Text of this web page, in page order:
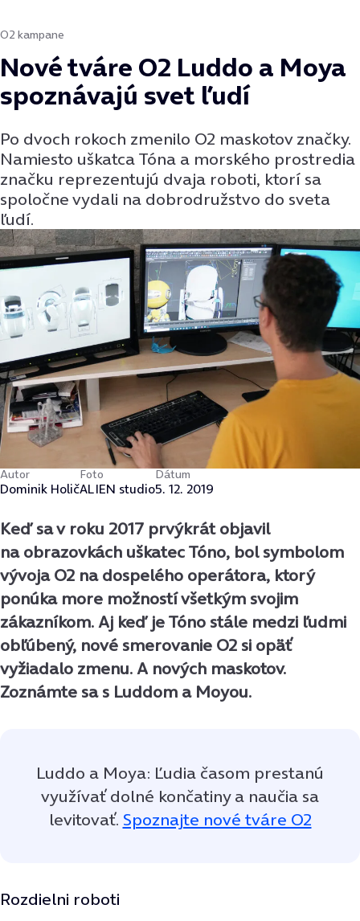
O2 kampane
Nové tváre O2 Luddo a Moya
spoznávajú svet ľudí
Po dvoch rokoch zmenilo O2 maskotov značky.
Namiesto uškatca Tóna a morského prostredia
značku reprezentujú dvaja roboti, ktorí sa
spoločne vydali na dobrodružstvo do sveta
ľudí.
Autor
Dominik Holič
Foto
ALIEN studio
Dátum
5. 12. 2019
Keď sa v roku 2017 prvýkrát objavil
na obrazovkách uškatec Tóno, bol symbolom
vývoja O2 na dospelého operátora, ktorý
ponúka more možností všetkým svojim
zákazníkom. Aj keď je Tóno stále medzi ľudmi
obľúbený, nové smerovanie O2 si opäť
vyžiadalo zmenu. A nových maskotov.
Zoznámte sa s Luddom a Moyou.
Luddo a Moya: Ľudia časom prestanú
využívať dolné končatiny a naučia sa
levitovať. Spoznajte nové tváre O2
Rozdielni roboti